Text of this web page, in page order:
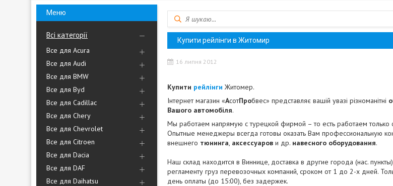
Всі категорії
Все для Acura
Все для Audi
Все для BMW
Все для Byd
Все для Cadillac
Все для Chery
Все для Chevrolet
Все для Citroen
Все для Dacia
Все для DAF
Все для Daihatsu
Купити рейлінги в Житомир
16 липня 2012
Купити рейлінги Житомер.
Інтернет магазин «АсотПробвес» представляє вашій увазі різноманітні
Вашого автомобіля.
Мы работаем напрямую с турецкой фирмой – то есть работаем только
Опытные менеджеры всегда готовы оказать Вам профессиональную
внешнего тюнинга, аксессуаров и др. навесного оборудования.
Наш склад находится в Виннице, доставка в другие города (нас.
регламенту груз перевозочных компаний, сроком от 1 до 2-х дней.
день оплаты (до 15:00), без задержек.